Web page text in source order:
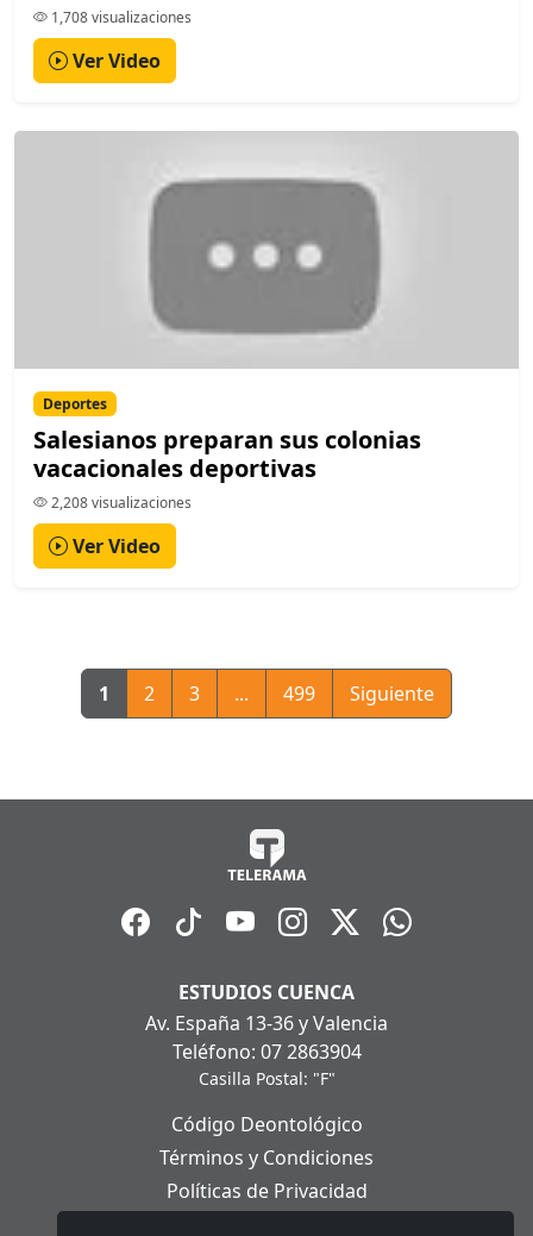
1,708 visualizaciones
Ver Video
Deportes
Salesianos preparan sus colonias
vacacionales deportivas
2,208 visualizaciones
Ver Video
1 2 3 ... 499 Siguiente
ESTUDIOS CUENCA
Av. España 13-36 y Valencia
Teléfono: 07 2863904
Casilla Postal: "F"
Código Deontológico
Términos y Condiciones
Políticas de Privacidad